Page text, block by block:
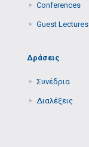
Conferences
Guest Lectures
Δράσεις
Συνέδρια
Διαλέξεις